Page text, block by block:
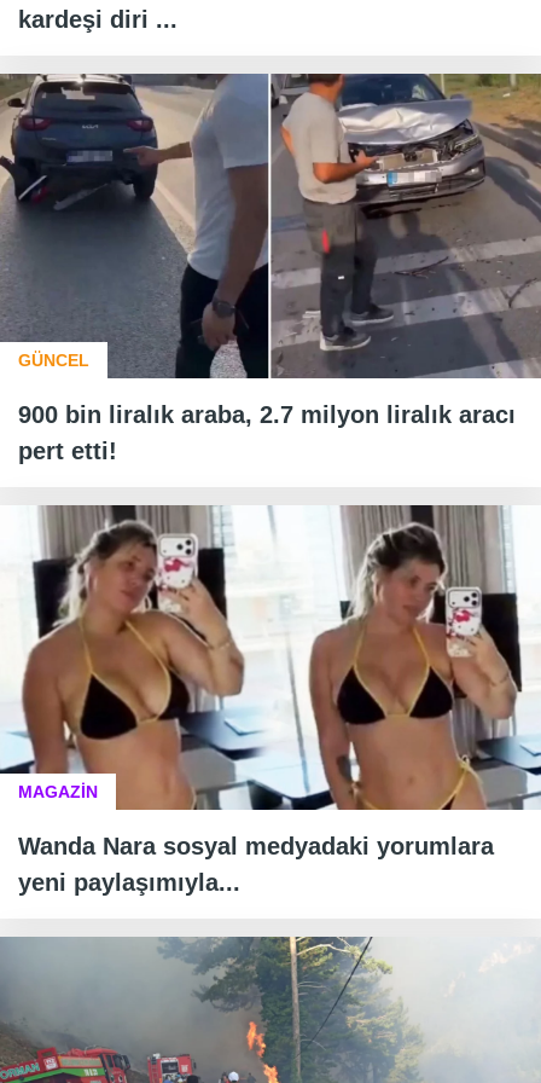
kardeşi diri ...
GÜNCEL
900 bin liralık araba, 2.7 milyon liralık aracı
pert etti!
MAGAZİN
Wanda Nara sosyal medyadaki yorumlara
yeni paylaşımıyla...